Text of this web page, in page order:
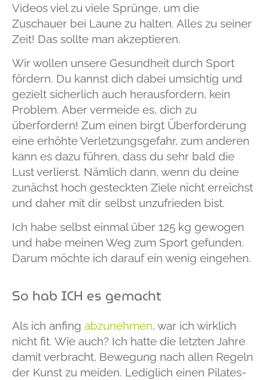
Videos viel zu viele Sprünge, um die
Zuschauer bei Laune zu halten. Alles zu seiner
Zeit! Das sollte man akzeptieren.
Wir wollen unsere Gesundheit durch Sport
fördern. Du kannst dich dabei umsichtig und
gezielt sicherlich auch herausfordern, kein
Problem. Aber vermeide es, dich zu
überfordern! Zum einen birgt Überforderung
eine erhöhte Verletzungsgefahr, zum anderen
kann es dazu führen, dass du sehr bald die
Lust verlierst. Nämlich dann, wenn du deine
zunächst hoch gesteckten Ziele nicht erreichst
und daher mit dir selbst unzufrieden bist.
Ich habe selbst einmal über 125 kg gewogen
und habe meinen Weg zum Sport gefunden.
Darum möchte ich darauf ein wenig eingehen.
So hab ICH es gemacht
Als ich anfing abzunehmen, war ich wirklich
nicht fit. Wie auch? Ich hatte die letzten Jahre
damit verbracht, Bewegung nach allen Regeln
der Kunst zu meiden. Lediglich einen Pilates-